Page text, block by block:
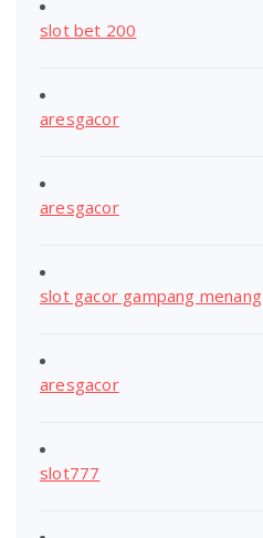
slot bet 200
aresgacor
aresgacor
slot gacor gampang menang
aresgacor
slot777